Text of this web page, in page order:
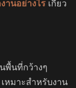
านอย่างไร เกี่ยว
พื้นที่กว้างๆ
หมาะสําหรับงาน